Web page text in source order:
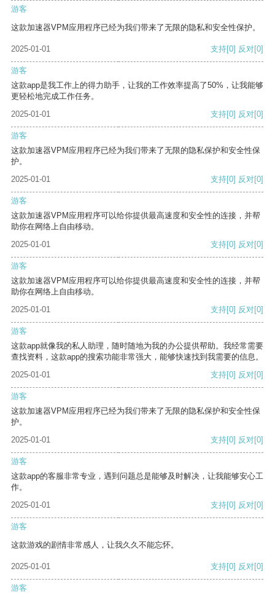
游客
这款加速器VPM应用程序已经为我们带来了无限的隐私和安全性保护。
2025-01-01 支持[0] 反对[0]
游客
这款app是我工作上的得力助手，让我的工作效率提高了50%，让我能够
更轻松地完成工作任务。
2025-01-01
支持[0] 反对[0]
游客
这款加速器VPM应用程序已经为我们带来了无限的隐私保护和安全性保
护。
2025-01-01
支持[0] 反对[0]
游客
这款加速器VPM应用程序可以给你提供最高速度和安全性的连接，并帮
助你在网络上自由移动。
2025-01-01
支持[0] 反对[0]
游客
这款加速器VPM应用程序可以给你提供最高速度和安全性的连接，并帮
助你在网络上自由移动。
2025-01-01
支持[0] 反对[0]
游客
这款app就像我的私人助理，随时随地为我的办公提供帮助。我经常需要
查找资料，这款app的搜索功能非常强大，能够快速找到我需要的信息。
2025-01-01
支持[0] 反对[0]
游客
这款加速器VPM应用程序已经为我们带来了无限的隐私保护和安全性保
护。
2025-01-01
支持[0] 反对[0]
游客
这款app的客服非常专业，遇到问题总是能够及时解决，让我能够安心工
作。
2025-01-01
支持[0] 反对[0]
游客
这款游戏的剧情非常感人，让我久久不能忘怀。
2025-01-01 支持[0] 反对[0]
游客